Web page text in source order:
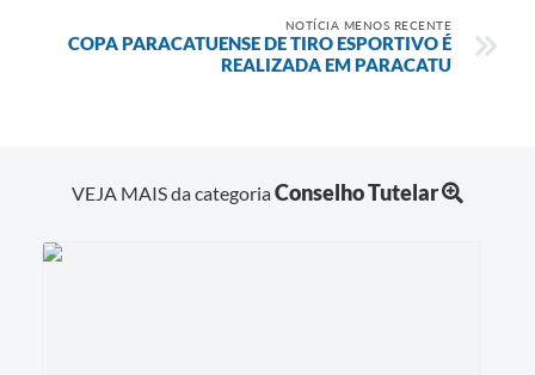
NOTÍCIA MENOS RECENTE
COPA PARACATUENSE DE TIRO ESPORTIVO É
REALIZADA EM PARACATU
VEJA MAIS da categoriaConselho Tutelar